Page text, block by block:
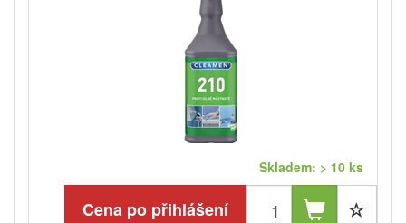
Skladem: > 10 ks
Cena po přihlášení